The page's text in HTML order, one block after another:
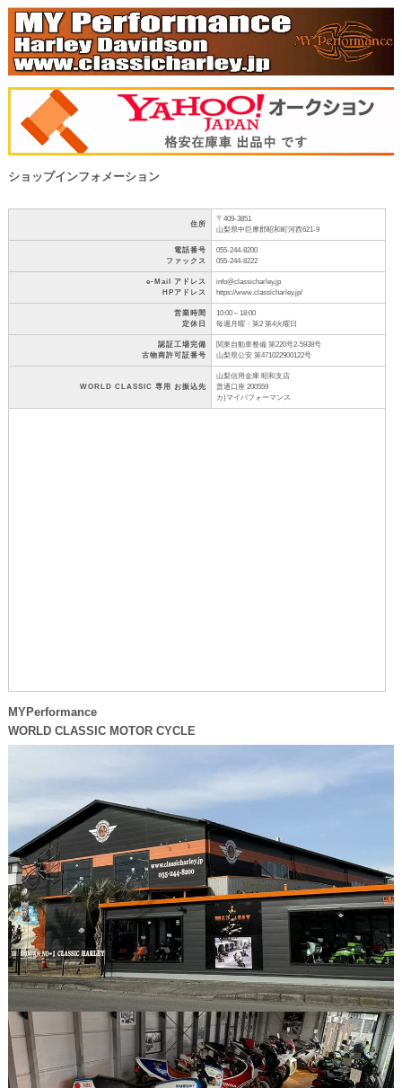
ショップインフォメーション
住所
〒409-3851
山梨県中巨摩郡昭和町河西621-9
電話番号
ファックス
055-244-8200
055-244-8222
e-Mail アドレス
HPアドレス
info@classicharley.jp
https://www.classicharley.jp/
営業時間
定休日
10:00～18:00
毎週月曜・第2 第4火曜日
認証工場完備
古物商許可証番号
関東自動車整備 第220号2-5938号
山梨県公安 第471022900122号
WORLD CLASSIC 専用 お振込先
山梨信用金庫 昭和支店
普通口座 200559
カ)マイパフォーマンス
MYPerformance
WORLD CLASSIC MOTOR CYCLE